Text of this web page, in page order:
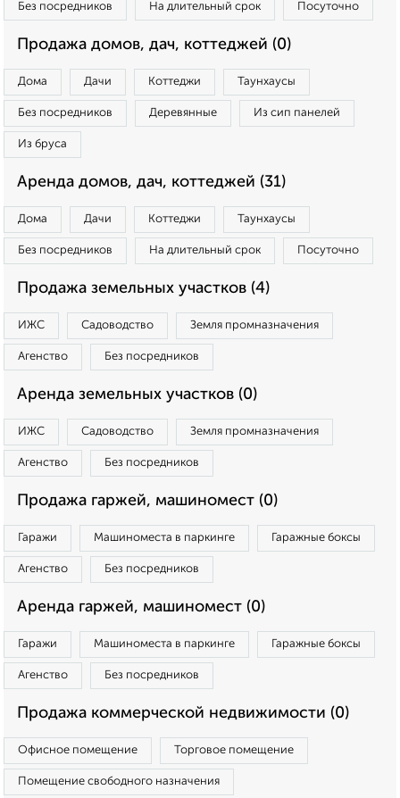
Без посредников На длительный срок Посуточно
Продажа домов, дач, коттеджей (0)
Дома Дачи Коттеджи Таунхаусы
Без посредников Деревянные Из сип панелей
Из бруса
Аренда домов, дач, коттеджей (31)
Дома Дачи Коттеджи Таунхаусы
Без посредников На длительный срок Посуточно
Продажа земельных участков (4)
ИЖС Садоводство Земля промназначения
Агенство Без посредников
Аренда земельных участков (0)
ИЖС Садоводство Земля промназначения
Агенство Без посредников
Продажа гаржей, машиномест (0)
Гаражи Машиноместа в паркинге Гаражные боксы
Агенство Без посредников
Аренда гаржей, машиномест (0)
Гаражи Машиноместа в паркинге Гаражные боксы
Агенство Без посредников
Продажа коммерческой недвижимости (0)
Офисное помещение Торговое помещение
Помещение свободного назначения